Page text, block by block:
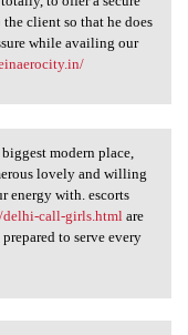
client so that he does
while availing our
the
modern place,
lovely and willing
energy with. escorts
delhi-call-girls.html are
to serve every